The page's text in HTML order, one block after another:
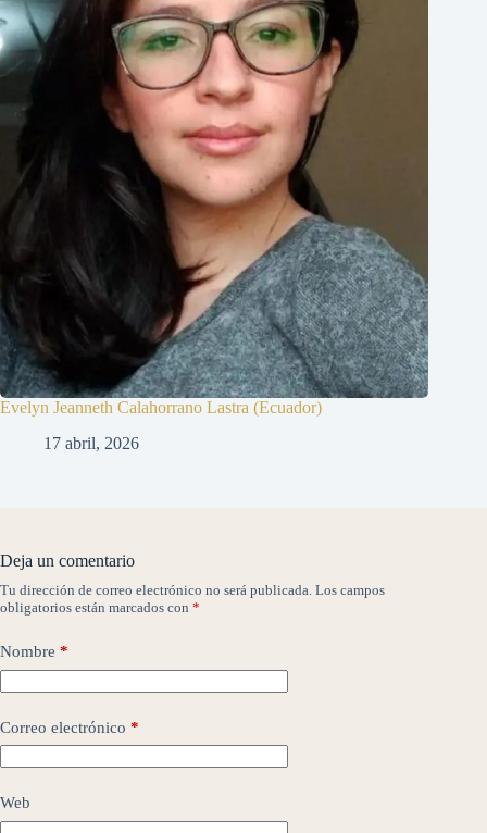
Evelyn Jeanneth Calahorrano Lastra (Ecuador)
17 abril, 2026
Deja un comentario
Tu dirección de correo electrónico no será publicada. Los campos
obligatorios están marcados con *
Nombre *
Correo electrónico *
Web